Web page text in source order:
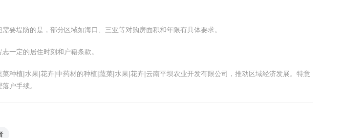
要堤防的是，部分区域如海口、三亚等对购房面积和年限有具体要求。
一定的居住时刻和户籍条款。
种植|水果|花卉|中药材的种植|蔬菜|水果|花卉|云南平坝农业开发有限公司，推动区域经济发展。特意
户手续。